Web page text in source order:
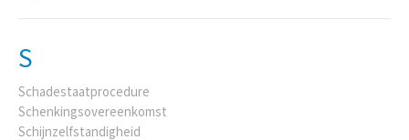
S
Schadestaatprocedure
Schenkingsovereenkomst
Schijnzelfstandigheid